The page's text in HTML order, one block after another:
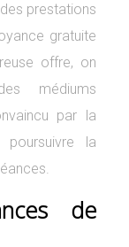
prestations
gratuite
offre, on
médiums
par la
la
de